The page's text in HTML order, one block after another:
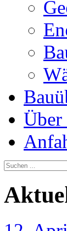
Über